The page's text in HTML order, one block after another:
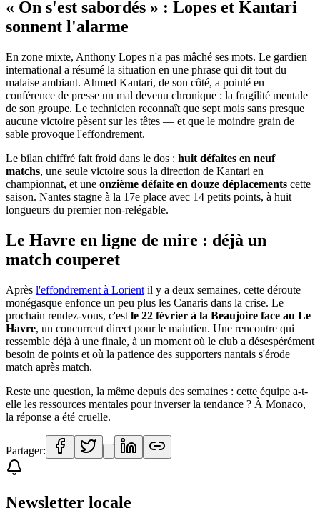
« On s'est sabordés » : Lopes et Kantari
sonnent l'alarme
En zone mixte, Anthony Lopes n'a pas mâché ses mots. Le gardien
international a résumé la situation en une phrase qui dit tout du
malaise ambiant. Ahmed Kantari, de son côté, a pointé en
conférence de presse un mal devenu chronique : la fragilité mentale
de son groupe. Le technicien reconnaît que sept mois sans presque
aucune victoire pèsent sur les têtes — et que le moindre grain de
sable provoque l'effondrement.
Le bilan chiffré fait froid dans le dos : huit défaites en neuf
matchs, une seule victoire sous la direction de Kantari en
championnat, et une onzième défaite en douze déplacements cette
saison. Nantes stagne à la 17e place avec 14 petits points, à huit
longueurs du premier non-relégable.
Le Havre en ligne de mire : déjà un
match couperet
Après l'effondrement à Lorient il y a deux semaines, cette déroute
monégasque enfonce un peu plus les Canaris dans la crise. Le
prochain rendez-vous, c'est le 22 février à la Beaujoire face au Le
Havre, un concurrent direct pour le maintien. Une rencontre qui
ressemble déjà à une finale, à un moment où le club a désespérément
besoin de points et où la patience des supporters nantais s'érode
match après match.
Reste une question, la même depuis des semaines : cette équipe a-t-
elle les ressources mentales pour inverser la tendance ? À Monaco,
la réponse a été cruelle.
Partager:
Newsletter locale